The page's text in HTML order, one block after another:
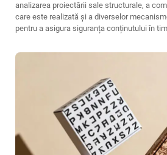
analizarea proiectării sale structurale, a
care este realizată și a diverselor
pentru a asigura siguranța conținutului în